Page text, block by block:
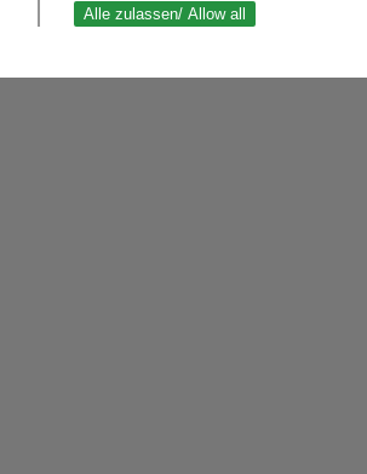
Alle zulassen/ Allow all